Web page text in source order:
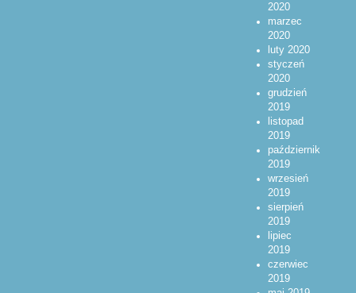
2020
marzec
2020
luty 2020
styczeń
2020
grudzień
2019
listopad
2019
październik
2019
wrzesień
2019
sierpień
2019
lipiec
2019
czerwiec
2019